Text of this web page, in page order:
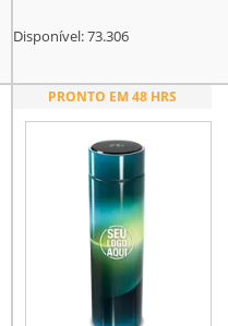
Disponível:73.306
PRONTO EM 48 HRS